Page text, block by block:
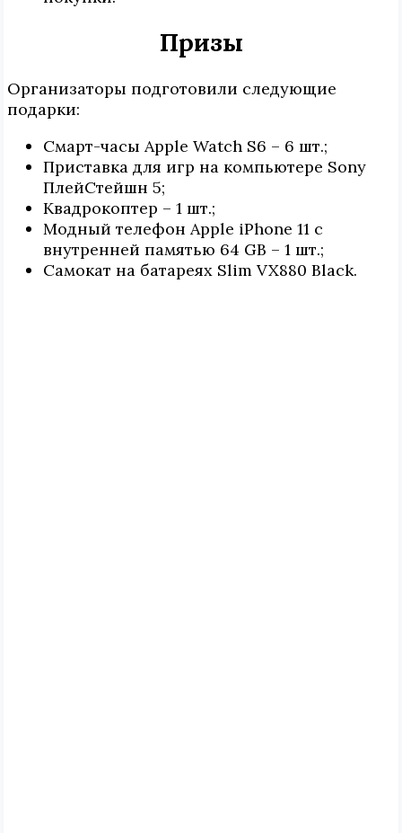
Призы
Организаторы подготовили следующие
подарки:
Смарт-часы Apple Watch S6 – 6 шт.;
Приставка для игр на компьютере Sony
ПлейСтейшн 5;
Квадрокоптер – 1 шт.;
Модный телефон Apple iPhone 11 с
внутренней памятью 64 GB – 1 шт.;
Самокат на батареях Slim VX880 Black.